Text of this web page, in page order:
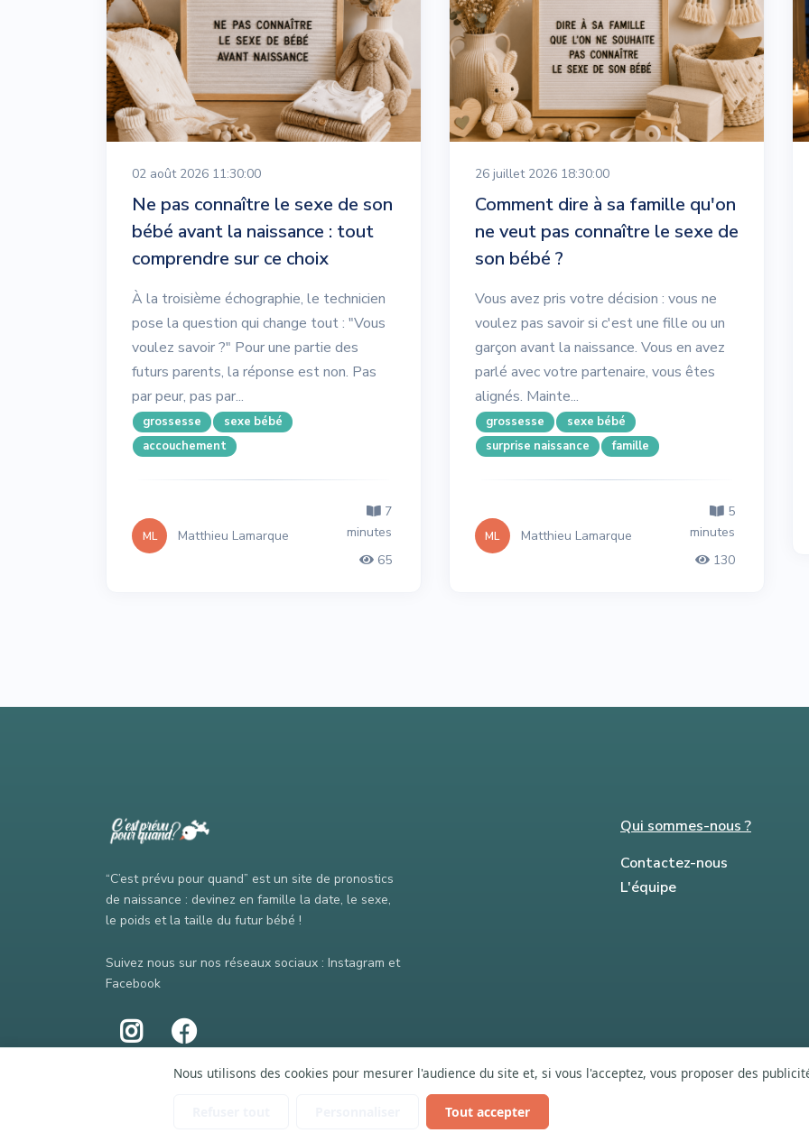
02 août 2026 11:30:00
Ne pas connaître le sexe de son
bébé avant la naissance : tout
comprendre sur ce choix
À la troisième échographie, le technicien
pose la question qui change tout : "Vous
voulez savoir ?" Pour une partie des
futurs parents, la réponse est non. Pas
par peur, pas par...
grossesse
sexe bébé
accouchement
ML Matthieu Lamarque
7
minutes
65
26 juillet 2026 18:30:00
Comment dire à sa famille qu'on
ne veut pas connaître le sexe de
son bébé ?
Vous avez pris votre décision : vous ne
voulez pas savoir si c'est une fille ou un
garçon avant la naissance. Vous en avez
parlé avec votre partenaire, vous êtes
alignés. Mainte...
grossesse
sexe bébé
surprise naissance
famille
ML Matthieu Lamarque
5
minutes
130
“C’est prévu pour quand” est un site de pronostics
de naissance : devinez en famille la date, le sexe,
le poids et la taille du futur bébé !
Suivez nous sur nos réseaux sociaux : Instagram et
Facebook
Qui sommes-nous ?
Contactez-nous
L'équipe
Nous utilisons des cookies pour mesurer l'audience du site et, si vous l'acceptez, vous proposer des
Tout accepter